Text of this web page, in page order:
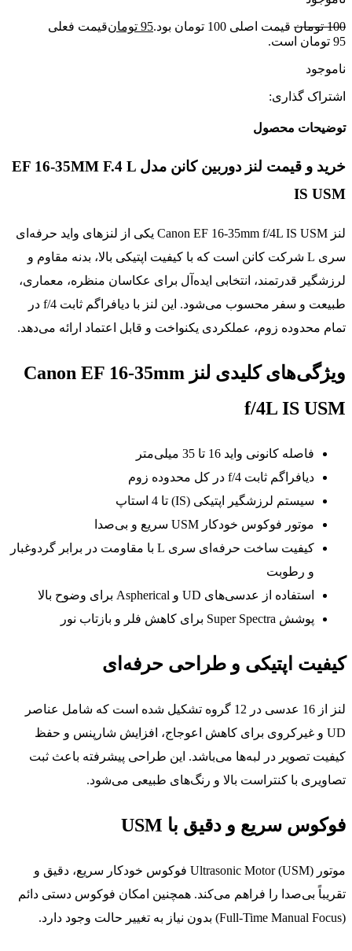
100 تومان قیمت اصلی 100 تومان بود. 95 تومانقیمت فعلی
95 تومان است.
ناموجود
اشتراک گذاری:
توضیحات محصول
خرید و قیمت لنز دوربین کانن مدل EF 16-35MM F.4 L
IS USM
لنز Canon EF 16-35mm f/4L IS USM یکی از لنزهای واید حرفه‌ای
سری L شرکت کانن است که با کیفیت اپتیکی بالا، بدنه مقاوم و
لرزشگیر قدرتمند، انتخابی ایده‌آل برای عکاسان منظره، معماری،
طبیعت و سفر محسوب می‌شود. این لنز با دیافراگم ثابت f/4 در
تمام محدوده زوم، عملکردی یکنواخت و قابل اعتماد ارائه می‌دهد.
ویژگی‌های کلیدی لنز Canon EF 16-35mm
f/4L IS USM
فاصله کانونی واید 16 تا 35 میلی‌متر
دیافراگم ثابت f/4 در کل محدوده زوم
سیستم لرزشگیر اپتیکی (IS) تا 4 استاپ
موتور فوکوس خودکار USM سریع و بی‌صدا
کیفیت ساخت حرفه‌ای سری L با مقاومت در برابر گردوغبار
و رطوبت
استفاده از عدسی‌های UD و Aspherical برای وضوح بالا
پوشش Super Spectra برای کاهش فلر و بازتاب نور
کیفیت اپتیکی و طراحی حرفه‌ای
لنز از 16 عدسی در 12 گروه تشکیل شده است که شامل عناصر
UD و غیرکروی برای کاهش اعوجاج، افزایش شارپنس و حفظ
کیفیت تصویر در لبه‌ها می‌باشد. این طراحی پیشرفته باعث ثبت
تصاویری با کنتراست بالا و رنگ‌های طبیعی می‌شود.
فوکوس سریع و دقیق با USM
موتور Ultrasonic Motor (USM) فوکوس خودکار سریع، دقیق و
تقریباً بی‌صدا را فراهم می‌کند. همچنین امکان فوکوس دستی دائم
(Full-Time Manual Focus) بدون نیاز به تغییر حالت وجود دارد.